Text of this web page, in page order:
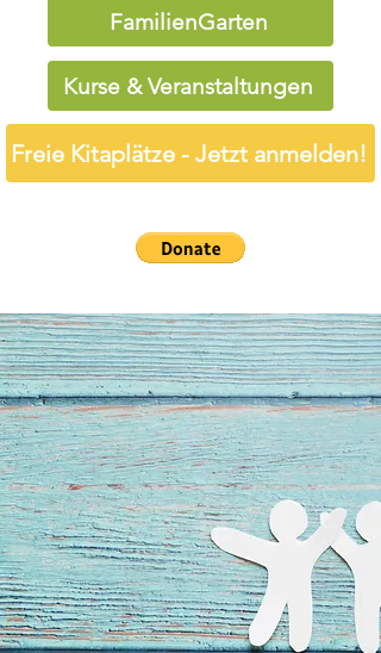
FamilienGarten
Kurse & Veranstaltungen
Freie Kitaplätze - Jetzt anmelden!